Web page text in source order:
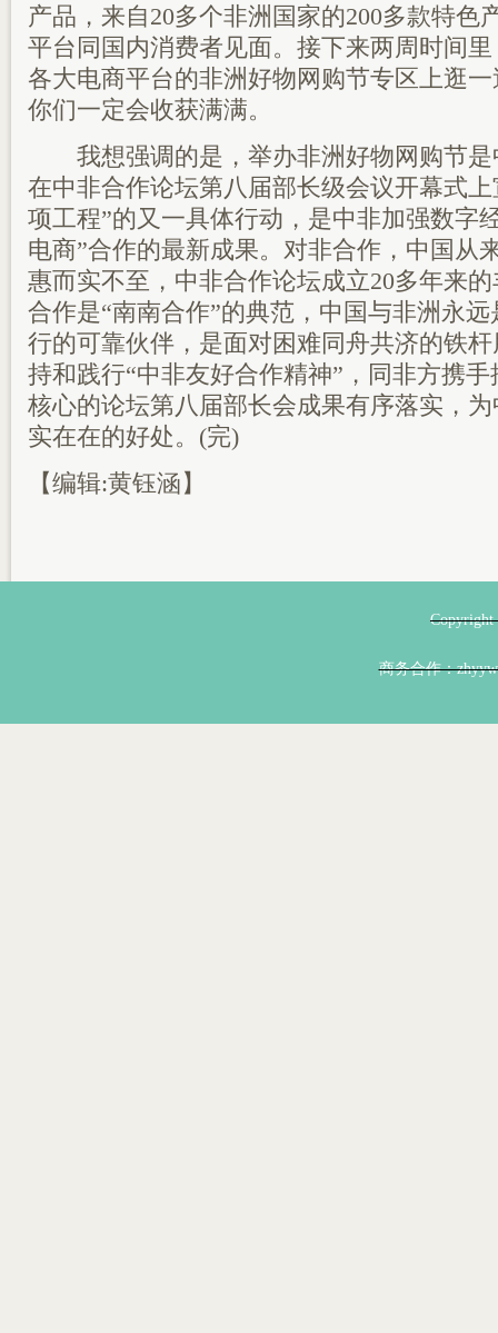
产品，来自20多个非洲国家的200多款特色
平台同国内消费者见面。接下来两周时间
各大电商平台的非洲好物网购节专区上逛
你们一定会收获满满。
我想强调的是，举办非洲好物网购节是
在中非合作论坛第八届部长级会议开幕式
项工程”的又一具体行动，是中非加强数字
电商”合作的最新成果。对非合作，中国从
惠而实不至，中非合作论坛成立20多年来
合作是“南南合作”的典范，中国与非洲永
行的可靠伙伴，是面对困难同舟共济的铁
持和践行“中非友好合作精神”，同非方携
核心的论坛第八届部长会成果有序落实，
实在在的好处。(完)
【编辑:黄钰涵】
商务合作：